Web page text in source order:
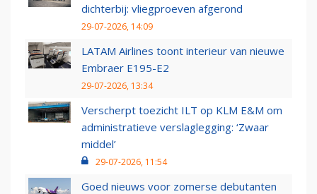
dichterbij: vliegproeven afgerond
29-07-2026, 14:09
LATAM Airlines toont interieur van nieuwe
Embraer E195-E2
29-07-2026, 13:34
Verscherpt toezicht ILT op KLM E&M om
administratieve verslaglegging: ‘Zwaar
middel’
29-07-2026, 11:54
Goed nieuws voor zomerse debutanten